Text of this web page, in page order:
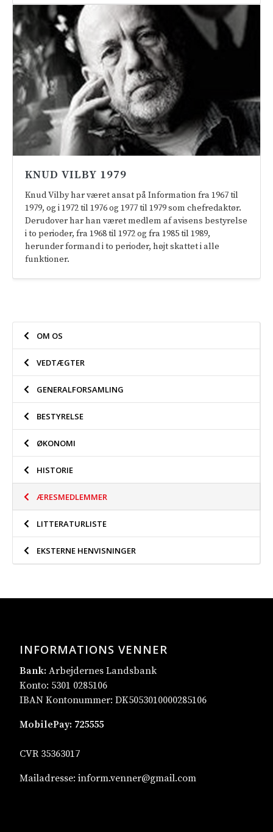
KNUD VILBY 1979
Knud Vilby har været ansat på Information fra 1967 til
1979, og i 1972 til 1976 og 1977 til 1979 som chefredaktør.
Derudover har han været medlem af avisens bestyrelse
i to perioder, fra 1968 til 1972 og fra 1985 til 1989,
herunder formand i to perioder, højt skattet i alle
funktioner.
OM OS
VEDTÆGTER
GENERALFORSAMLING
BESTYRELSE
ØKONOMI
HISTORIE
ÆRESMEDLEMMER
LITTERATURLISTE
EKSTERNE HENVISNINGER
INFORMATIONS VENNER
Bank: Arbejdernes Landsbank
Konto: 5301 0285106
IBAN Kontonummer: DK5053010000285106
MobilePay: 725555
CVR 35363017
Mailadresse: inform.venner@gmail.com